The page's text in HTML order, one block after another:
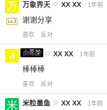
万象界天 @ XX XX 1年前
谢谢分享
喜欢 反对
小黑屋
a0987 @ XX XX 1年前
棒棒棒
喜欢 反对
米粒墨鱼 @ XX XX 1年前